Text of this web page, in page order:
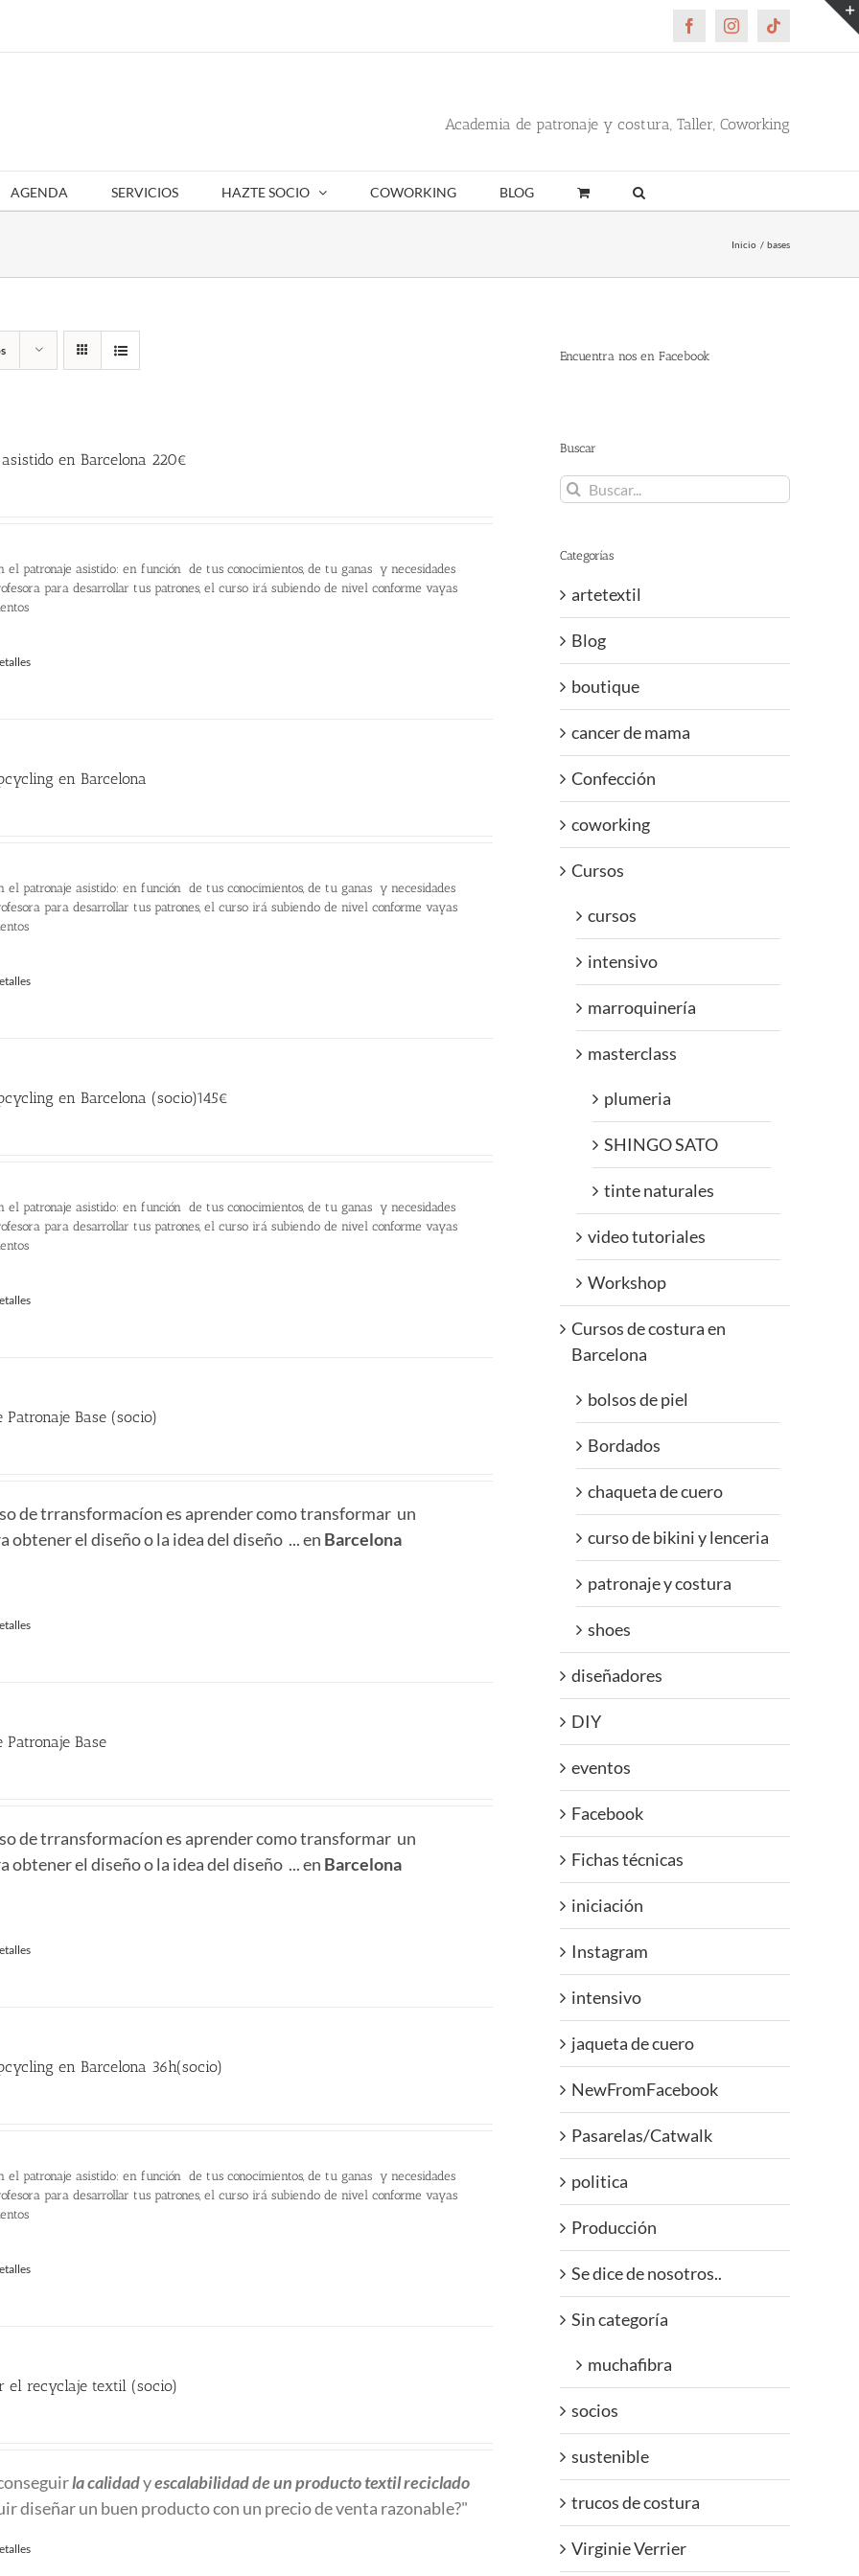
FacebookInstagramTiktok
Academia de patronaje y costura, Taller, Coworking
AGENDA SERVICIOS HAZTE SOCIO COWORKING BLOG
Inicio bases
en Barcelona 220€
el patronaje asistido: en función de tus conocimientos, de tu ganas y necesidades
para desarrollar tus patrones, el curso irá subiendo de nivel conforme vayas
en Barcelona
el patronaje asistido: en función de tus conocimientos, de tu ganas y necesidades
para desarrollar tus patrones, el curso irá subiendo de nivel conforme vayas
en Barcelona (socio)145€
€.
el patronaje asistido: en función de tus conocimientos, de tu ganas y necesidades
para desarrollar tus patrones, el curso irá subiendo de nivel conforme vayas
Patronaje Base (socio)
€.
de trransformacíon es aprender como transformar un
obtener el diseño o la idea del diseño ... en Barcelona
Patronaje Base
de trransformacíon es aprender como transformar un
obtener el diseño o la idea del diseño ... en Barcelona
en Barcelona 36h(socio)
€.
el patronaje asistido: en función de tus conocimientos, de tu ganas y necesidades
para desarrollar tus patrones, el curso irá subiendo de nivel conforme vayas
el recyclaje textil (socio)
€.
la calidadyescalabilidadde un producto textil reciclado
diseñar un buen producto con un precio de venta razonable?"
Encuentra nos en Facebook
Buscar
Buscar:
Categorías
artetextil
Blog
boutique
cancer de mama
Confección
coworking
Cursos
cursos
intensivo
marroquinería
masterclass
plumeria
SHINGO SATO
tinte naturales
video tutoriales
Workshop
Cursos de costura en
Barcelona
bolsos de piel
Bordados
chaqueta de cuero
curso de bikini y lenceria
patronaje y costura
shoes
diseñadores
DIY
eventos
Facebook
Fichas técnicas
iniciación
Instagram
intensivo
jaqueta de cuero
NewFromFacebook
Pasarelas/Catwalk
politica
Producción
Se dice de nosotros..
Sin categoría
muchafibra
socios
sustenible
trucos de costura
Virginie Verrier